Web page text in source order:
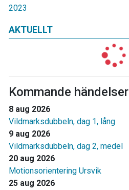
2023
AKTUELLT
Kommande händelser
8 aug 2026
Vildmarksdubbeln, dag 1, lång
9 aug 2026
Vildmarksdubbeln, dag 2, medel
20 aug 2026
Motionsorientering Ursvik
25 aug 2026